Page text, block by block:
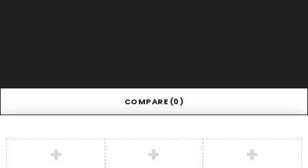
COMPARE (0)